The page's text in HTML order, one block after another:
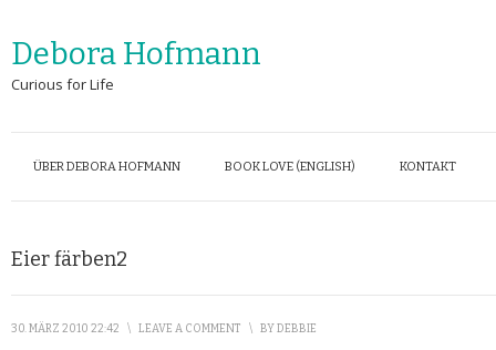
Debora Hofmann
Curious for Life
ÜBER DEBORA HOFMANN BOOK LOVE (ENGLISH) KONTAKT
Eier färben2
30. MÄRZ 2010 22:42 \ LEAVE A COMMENT \ BYDEBBIE